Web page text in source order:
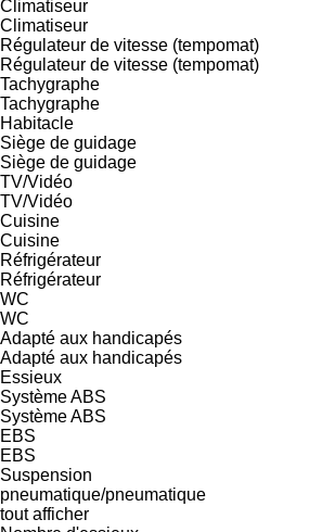
Climatiseur
Climatiseur
Régulateur de vitesse (tempomat)
Régulateur de vitesse (tempomat)
Tachygraphe
Tachygraphe
Habitacle
Siège de guidage
Siège de guidage
TV/Vidéo
TV/Vidéo
Cuisine
Cuisine
Réfrigérateur
Réfrigérateur
WC
WC
Adapté aux handicapés
Adapté aux handicapés
Essieux
Système ABS
Système ABS
EBS
EBS
Suspension
pneumatique/pneumatique
tout afficher